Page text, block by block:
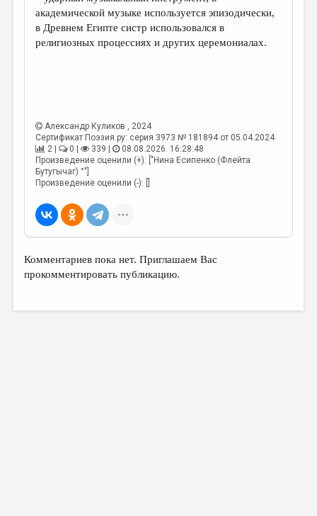
РЕЦЕНЗИРОВАНИЕ
ЦИКЛЫ ПУБЛИКАЦИЙ
академической музыке используется эпизодически,
в Древнем Египте систр использовался в
религиозных процессиях и других церемониалах.
Александр Куликов , 2024
Сертификат Поэзия.ру: серия 3973 № 181894 от 05.04.2024
2 |
0 | 339 |
08.08.2026. 16:28:48
Произведение оценили (+): ["Нина Есипенко (Флейта
Бутугычаг) °"]
Произведение оценили (-): []
Комментариев пока нет. Приглашаем Вас
прокомментировать публикацию.